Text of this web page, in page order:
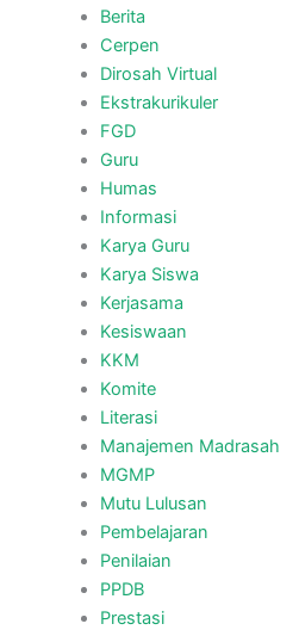
Berita
Cerpen
Dirosah Virtual
Ekstrakurikuler
FGD
Guru
Humas
Informasi
Karya Guru
Karya Siswa
Kerjasama
Kesiswaan
KKM
Komite
Literasi
Manajemen Madrasah
MGMP
Mutu Lulusan
Pembelajaran
Penilaian
PPDB
Prestasi